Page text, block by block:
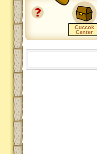
Cuccok
Center